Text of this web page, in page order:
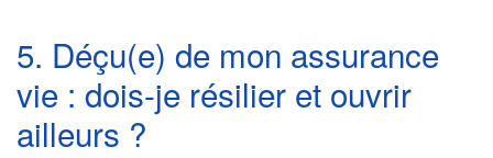
5. Déçu(e) de mon assurance
vie : dois-je résilier et ouvrir
ailleurs ?